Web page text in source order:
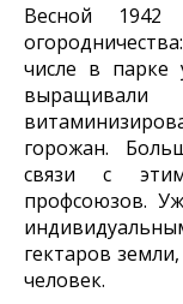
Весной 1942
числе в парке
горожан.
связи с
профсоюзов.
гектаров
человек.